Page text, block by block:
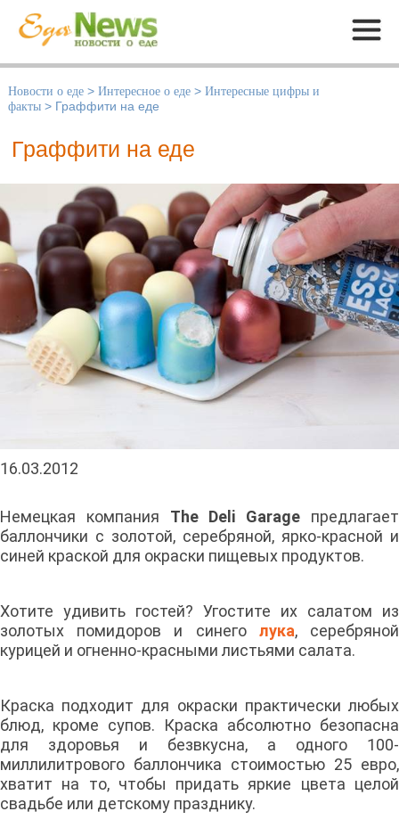
Меню
Новости о еде > Интересное о еде > Интересные цифры и
факты > Граффити на еде
Граффити на еде
16.03.2012
Немецкая компания The Deli Garage предлагает
баллончики с золотой, серебряной, ярко-красной и
синей краской для окраски пищевых продуктов.
Хотите удивить гостей? Угостите их салатом из
золотых помидоров и синего лука, серебряной
курицей и огненно-красными листьями салата.
Краска подходит для окраски практически любых
блюд, кроме супов. Краска абсолютно безопасна
для здоровья и безвкусна, а одного 100-
миллилитрового баллончика стоимостью 25 евро,
хватит на то, чтобы придать яркие цвета целой
свадьбе или детскому празднику.